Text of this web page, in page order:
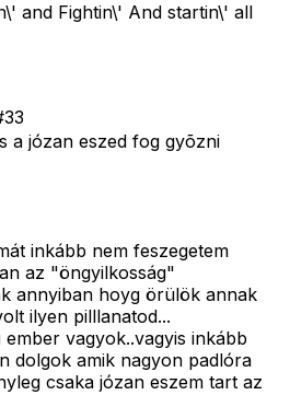
and Fightin\' And startin\' all
33
a józan eszed fog gyõzni
inkább nem feszegetem
az "öngyilkosság"
annyiban hoyg örülök annak
ilyen pilllanatod...
vagyok..vagyis inkább
dolgok amik nagyon padlóra
csaka józan eszem tart az